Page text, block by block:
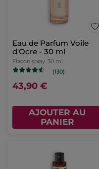
Eau de Parfum Voile
d'Ocre - 30 ml
Flacon spray 30 ml
(130)
43,90 €
AJOUTER AU
PANIER